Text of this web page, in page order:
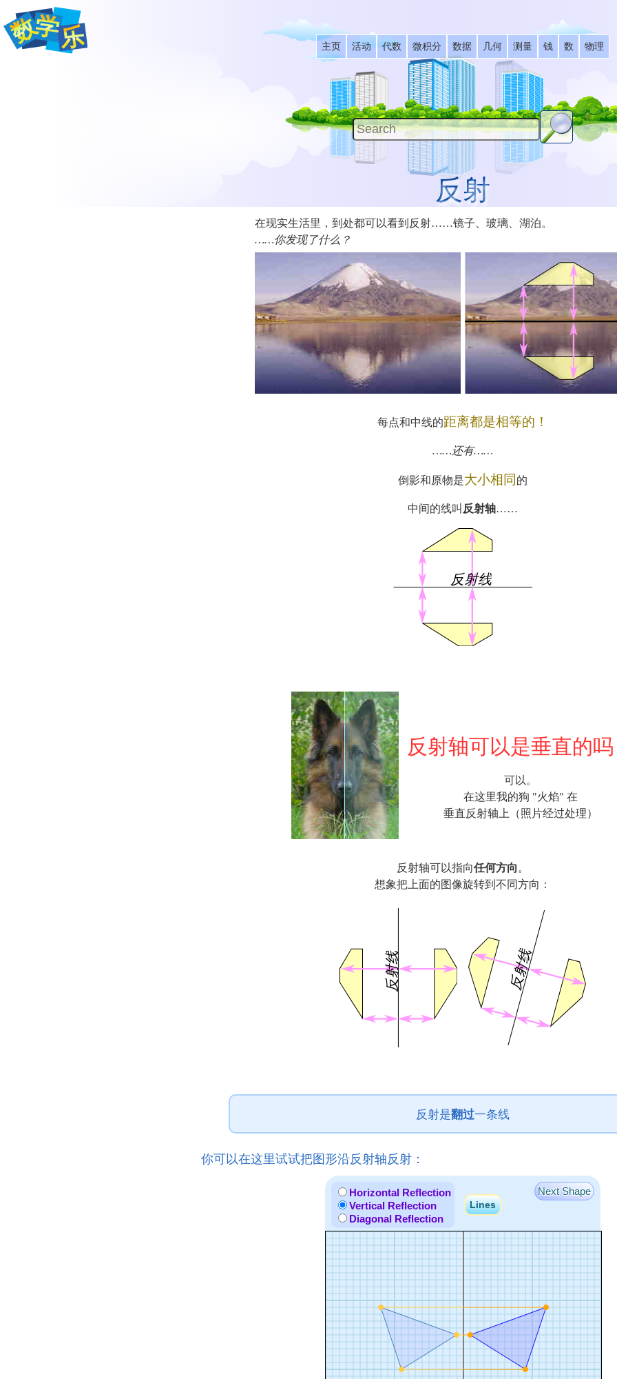
主页 活动 代数 微积分 数据 几何 测量 钱 数 物理
反射
在现实生活里，到处都可以看到反射……镜子、玻璃、湖泊。
……你发现了什么？
每点和中线的距离都是相等的！
……还有……
倒影和原物是大小相同 的
中间的线叫 反射轴……
反射轴可以是垂直的
可以。
在这里我的狗 "火焰" 在
垂直反射轴上（照片经过处理）
反射轴可以指向任何方向 。
想象把上面的图像旋转到不同方向：
反射是翻过一条线
你可以在这里试试把图形沿反射轴反射：
Next Shape
Horizontal Reflection
Vertical Reflection
Diagonal Reflection
Lines